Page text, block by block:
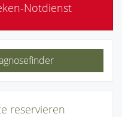
Notdienst
reservieren